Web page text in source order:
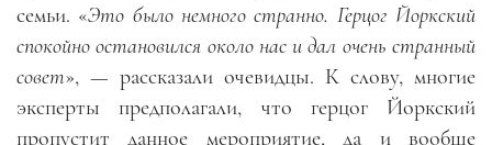
семьи. «Это было немного странно. Герцог Йоркский
спокойно остановился около нас и дал очень странный
совет», — рассказали очевидцы. К слову, многие
эксперты предполагали, что герцог Йоркский
пропустит данное мероприятие, да и вообще